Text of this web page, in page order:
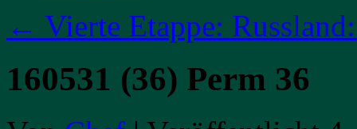
← Vierte Etappe:
160531 (36) Perm 36